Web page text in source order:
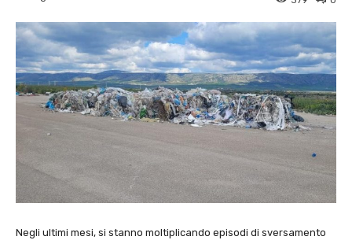
Negli ultimi mesi, si stanno moltiplicando episodi di sversamento